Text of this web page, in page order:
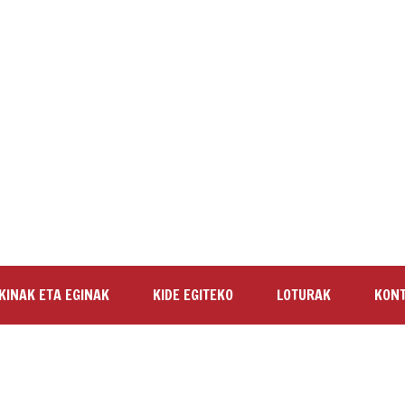
ETA EGINAK KIDE EGITEKO LOTURAK